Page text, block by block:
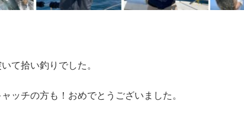
て拾い釣りでした。
ッチの方も！おめでとうございました。